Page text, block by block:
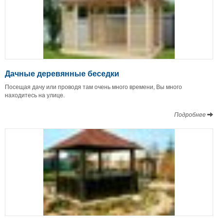
Дачные деревянные беседки
Посещая дачу или проводя там очень много времени, Вы много
находитесь на улице.
Подробнее